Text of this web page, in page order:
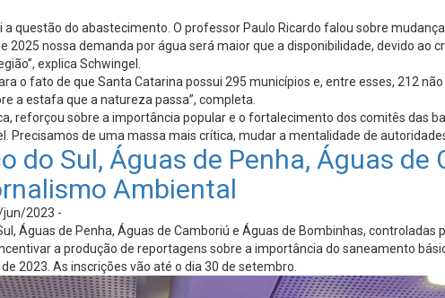
questão do abastecimento. O professor Paulo Ricardo falou sobre
2025 nossa demanda por água será maior que a disponibilidade, devido
explica Schwingel.
o fato de que Santa Catarina possui 295 municípios e, entre esses, 212
a estafa que a natureza passa”, completa.
reforçou sobre a importância popular e o fortalecimento dos comitês das
Precisamos de uma massa mais crítica, mudar a mentalidade de
do Sul, Águas de Penha, Águas
Ambiental
2023 -
Águas de Penha, Águas de Camboriú e Águas de Bombinhas,
a produção de reportagens sobre a importância do saneamento
2023. As inscrições vão até o dia 30 de setembro.